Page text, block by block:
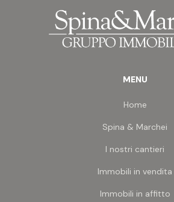
ogni ambiente.
L'immobile si presenta in
conservazione, con parquet su
elettriche, zanzariere e grate.
Completa la proprietà un garage
metri), ideale non solo per l'auto
piccola palazzina di poche
È una soluzione per chi cerca
MENU
Home
Spina & Marchei
I nostri cantieri
Immobili in vendita
Immobili in affitto